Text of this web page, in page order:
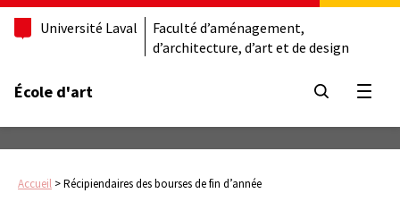
Université Laval
Faculté d’aménagement,
d’architecture, d’art et de design
École d'art
Accueil >Récipiendaires des bourses de fin d’année